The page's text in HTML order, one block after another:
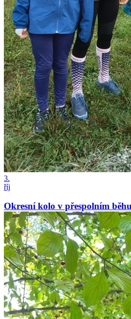
3.
říj
Okresní kolo v přespolním